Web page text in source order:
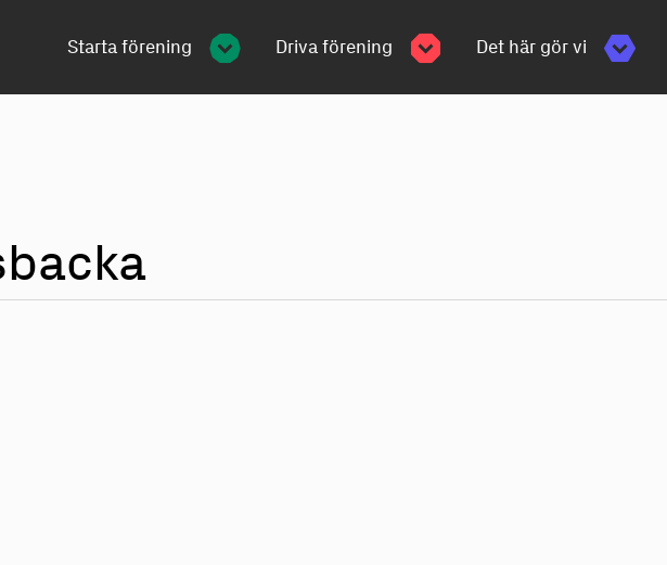
Starta förening Driva förening Det här gör vi
backa